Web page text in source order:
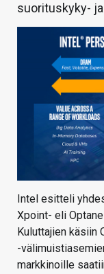
suorituskyky-
Intel esitteli
Xpoint- eli
Kuluttajien käsiin
-
markkinoille